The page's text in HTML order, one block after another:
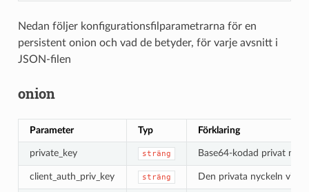
Nedan följer konfigurationsfilparametrarna för en
persistent onion och vad de betyder, för varje avsnitt i
JSON-filen
onion
Parameter Typ Förklaring
private_key sträng Base64-kodad privat
client_auth_priv_key sträng Den privata nyckeln vid